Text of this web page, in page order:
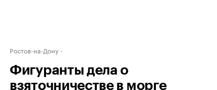
Ростов-на-Дону
Фигуранты дела о
взяточничестве в морге